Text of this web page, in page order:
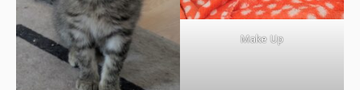
FORUM
Make Up